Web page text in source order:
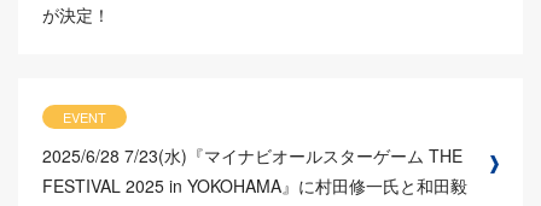
が決定！
EVENT
2025/6/28 7/23(水)『マイナビオールスターゲーム THE
FESTIVAL 2025 in YOKOHAMA』に村田修一氏と和田毅